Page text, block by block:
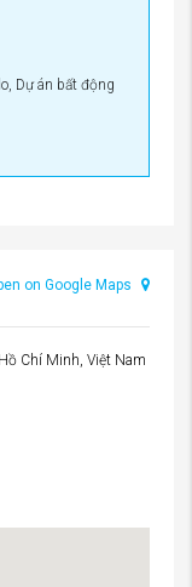
Dự án bất động
on Google Maps
Chí Minh, Việt Nam